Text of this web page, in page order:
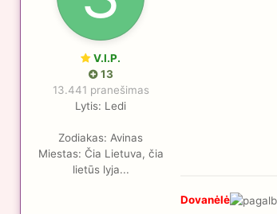
V.I.P.
13
13.441 pranešimas
Lytis: Ledi
Zodiakas: Avinas
Miestas: Čia Lietuva, čia
lietūs lyja...
Dovanėlė